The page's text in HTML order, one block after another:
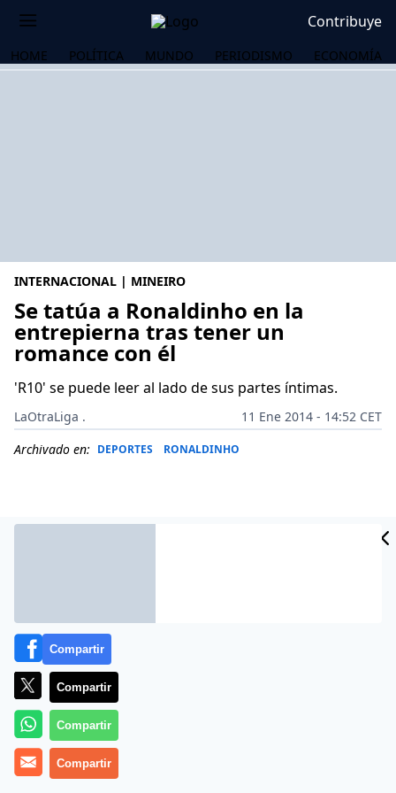
Contribuye
HOME POLÍTICA MUNDO PERIODISMO ECONOMÍA
INTERNACIONAL | MINEIRO
Se tatúa a Ronaldinho en la
entrepierna tras tener un
romance con él
'R10' se puede leer al lado de sus partes íntimas.
LaOtraLiga .
11 Ene 2014 - 14:52 CET
Archivado en: DEPORTES RONALDINHO
Más información
Compartir
Compartir
Compartir
Compartir